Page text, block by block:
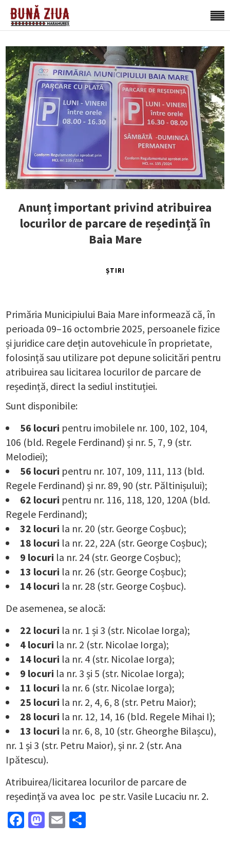
Anunț important privind atribuirea
locurilor de parcare de reședință în
Baia Mare
ȘTIRI
Primăria Municipiului Baia Mare informează că, în
perioada 09–16 octombrie 2025, persoanele fizice
și juridice care dețin autovehicule în proprietate,
folosință sau utilizare pot depune solicitări pentru
atribuirea sau licitarea locurilor de parcare de
reședință, direct la sediul instituției.
Sunt disponibile:
56 locuri pentru imobilele nr. 100, 102, 104,
106 (bld. Regele Ferdinand) și nr. 5, 7, 9 (str.
Melodiei);
56 locuri pentru nr. 107, 109, 111, 113 (bld.
Regele Ferdinand) și nr. 89, 90 (str. Păltinișului);
62 locuri pentru nr. 116, 118, 120, 120A (bld.
Regele Ferdinand);
32 locuri la nr. 20 (str. George Coșbuc);
18 locuri la nr. 22, 22A (str. George Coșbuc);
9 locuri la nr. 24 (str. George Coșbuc);
13 locuri la nr. 26 (str. George Coșbuc);
14 locuri la nr. 28 (str. George Coșbuc).
De asemenea, se alocă:
22 locuri la nr. 1 și 3 (str. Nicolae Iorga);
4 locuri la nr. 2 (str. Nicolae Iorga);
14 locuri la nr. 4 (str. Nicolae Iorga);
9 locuri la nr. 3 și 5 (str. Nicolae Iorga);
11 locuri la nr. 6 (str. Nicolae Iorga);
25 locuri la nr. 2, 4, 6, 8 (str. Petru Maior);
28 locuri la nr. 12, 14, 16 (bld. Regele Mihai I);
13 locuri la nr. 6, 8, 10 (str. Gheorghe Bilașcu),
nr. 1 și 3 (str. Petru Maior), și nr. 2 (str. Ana
Ipătescu).
Atribuirea/licitarea locurilor de parcare de
reședință va avea loc pe str. Vasile Lucaciu nr. 2.
Facebook
Mastodon
Email